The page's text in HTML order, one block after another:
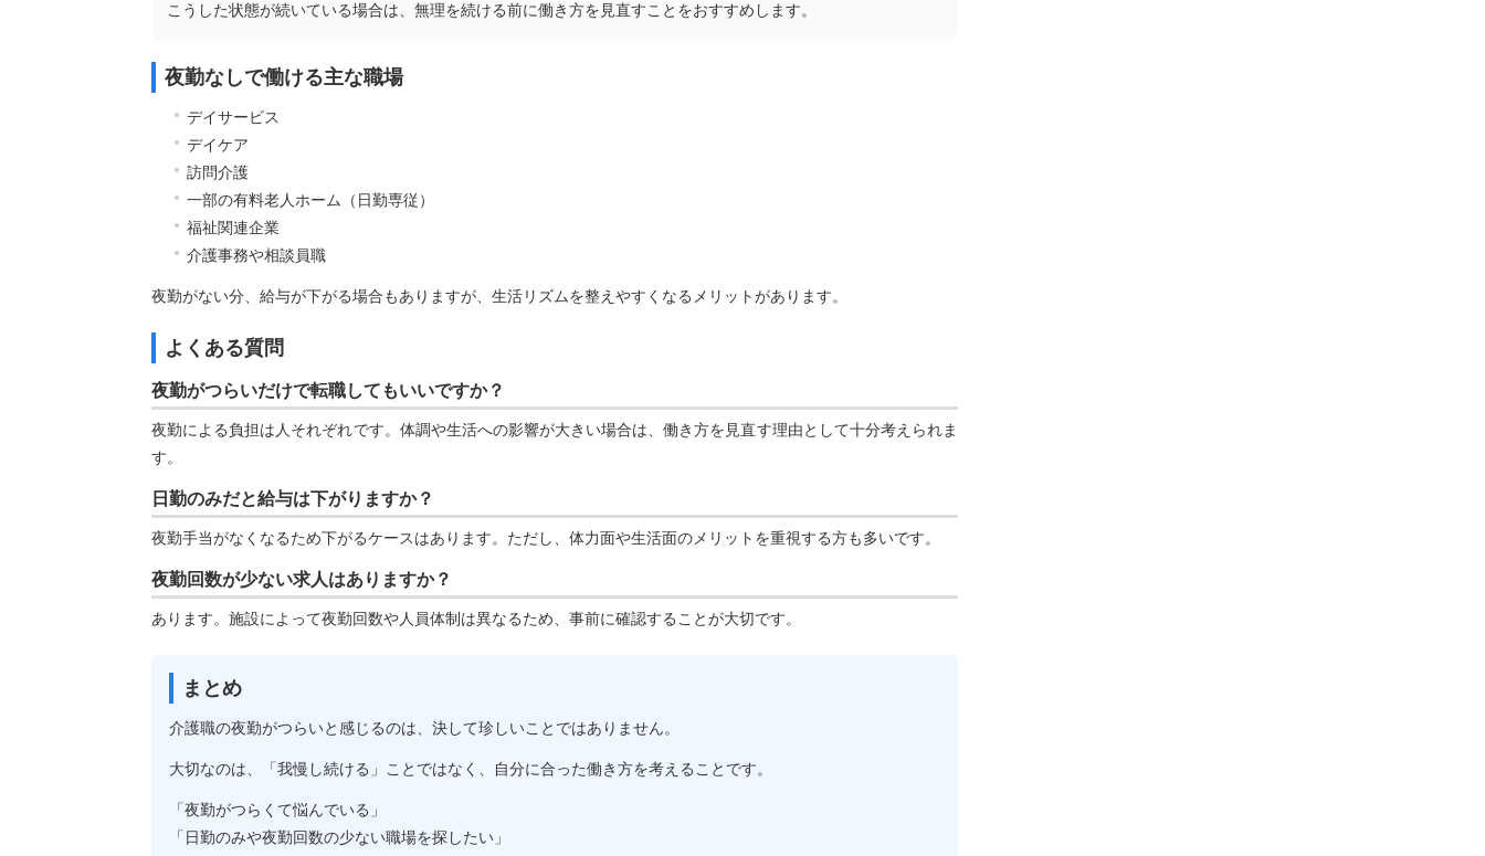
こうした状態が続いている場合は、無理を続ける前に働き方を見直すことをおすすめします。
夜勤なしで働ける主な職場
デイサービス
デイケア
訪問介護
一部の有料老人ホーム（日勤専従）
福祉関連企業
介護事務や相談員職
夜勤がない分、給与が下がる場合もありますが、生活リズムを整えやすくなるメリットがあります。
よくある質問
夜勤がつらいだけで転職してもいいですか？
夜勤による負担は人それぞれです。体調や生活への影響が大きい場合は、働き方を見直す理由として十分考えられま
す。
日勤のみだと給与は下がりますか？
夜勤手当がなくなるため下がるケースはあります。ただし、体力面や生活面のメリットを重視する方も多いです。
夜勤回数が少ない求人はありますか？
あります。施設によって夜勤回数や人員体制は異なるため、事前に確認することが大切です。
まとめ
介護職の夜勤がつらいと感じるのは、決して珍しいことではありません。
大切なのは、「我慢し続ける」ことではなく、自分に合った働き方を考えることです。
「夜勤がつらくて悩んでいる」
「日勤のみや夜勤回数の少ない職場を探したい」